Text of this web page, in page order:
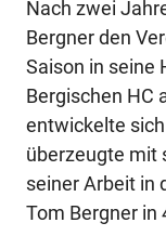
Nach zwei
Bergner den
Saison in seine
Bergischen HC
entwickelte
überzeugte mit
seiner Arbeit in
Tom Bergner in